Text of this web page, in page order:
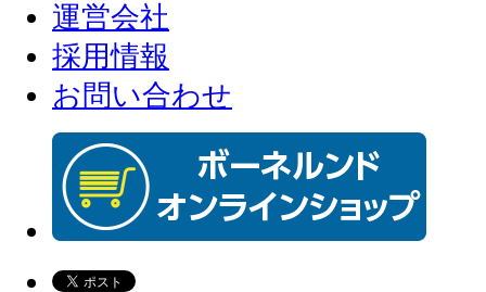
運営会社
採用情報
お問い合わせ